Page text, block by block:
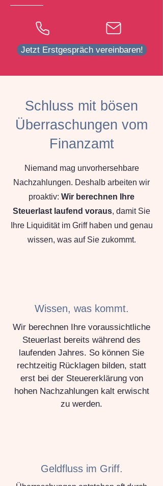
Jetzt Erstgespräch vereinbaren!
Schluss mit bösen
Überraschungen vom
Finanzamt
Niemand mag unvorhersehbare
Nachzahlungen. Deshalb arbeiten wir
proaktiv: Wir berechnen Ihre
Steuerlast laufend voraus, damit Sie
Ihre Liquidität im Griff haben und genau
wissen, was auf Sie zukommt.
Wissen, was kommt.
Wir berechnen Ihre voraussichtliche
Steuerlast bereits während des
laufenden Jahres. So können Sie
rechtzeitig Rücklagen bilden, statt
erst bei der Steuererklärung von
hohen Nachzahlungen kalt erwischt
zu werden.
Geldfluss im Griff.